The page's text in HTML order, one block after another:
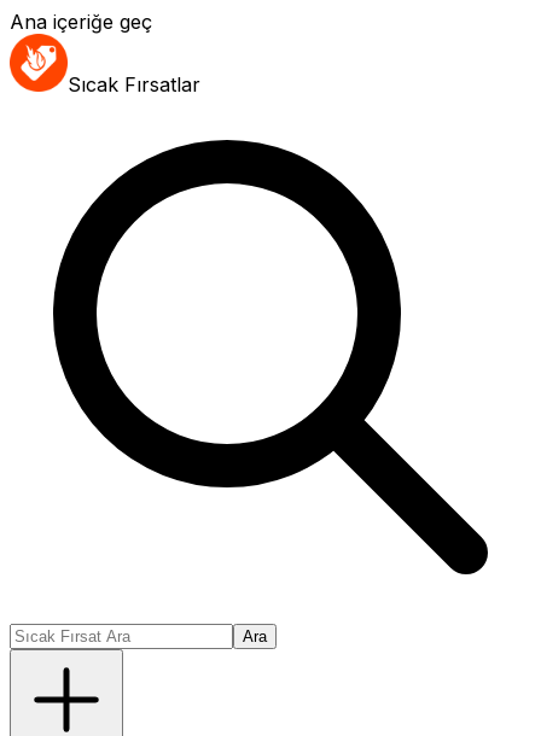
Ana içeriğe geç
Sıcak Fırsatlar
Ara